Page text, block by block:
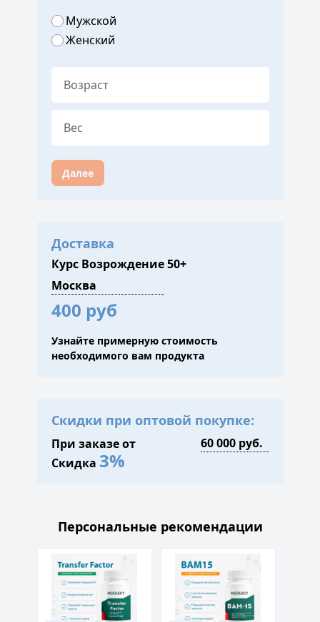
Мужской
Женский
Далее
Доставка
Курс Возрождение 50+
400 руб
Узнайте примерную стоимость
необходимого вам продукта
Скидки при оптовой покупке:
При заказе от
Скидка 3%
Персональные рекомендации